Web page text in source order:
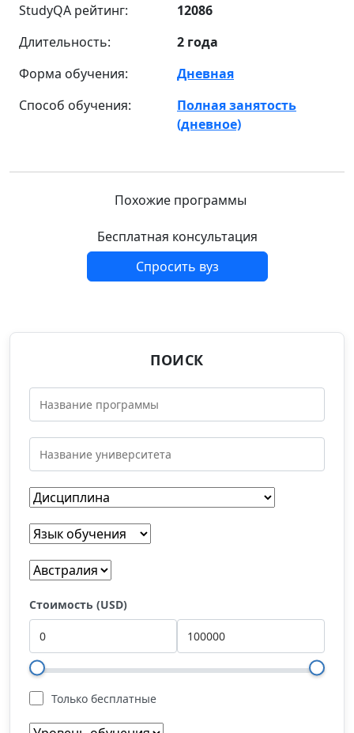
StudyQA рейтинг:
12086
Длительность:
2 года
Форма обучения:
Дневная
Способ обучения:
Полная занятость
(дневное)
Похожие программы
Бесплатная консультация
Спросить вуз
ПОИСК
Стоимость (USD)
Только бесплатные